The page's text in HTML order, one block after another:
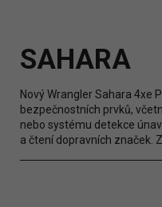
SAHARA
Nový Wrangler Sahara 4xe
bezpečnostních prvků,
nebo systému detekce
a čtení dopravních značek.